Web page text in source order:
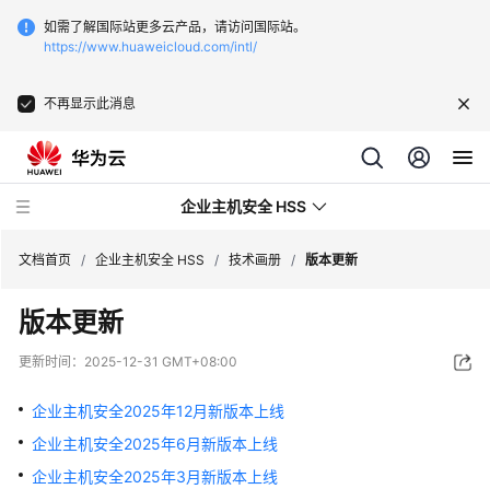
如需了解国际站更多云产品，请访问国际站。
https://www.huaweicloud.com/intl/
不再显示此消息
企业主机安全 HSS
最
新
态
技
术
文档首页 / 企业主机安全 HSS / 技术画册 / 版本更新
版本更新
更新时间： 2025-12-31 GMT+08:00
企业主机安全2025年12月新版本上线
企业主机安全2025年6月新版本上线
企业主机安全2025年3月新版本上线